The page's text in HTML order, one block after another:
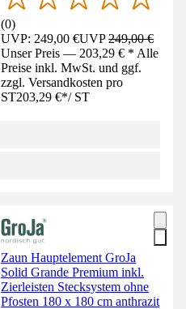
(0)
UVP: 249,00 €UVP249,00 €
Unser Preis — 203,29 € * Alle
Preise inkl. MwSt. und ggf.
zzgl. Versandkosten pro
ST203,29 €*/ ST
Zaun Hauptelement GroJa
Solid Grande Premium inkl.
Zierleisten Stecksystem ohne
Pfosten 180 x 180 cm anthrazit